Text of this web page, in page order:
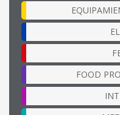
FOOD